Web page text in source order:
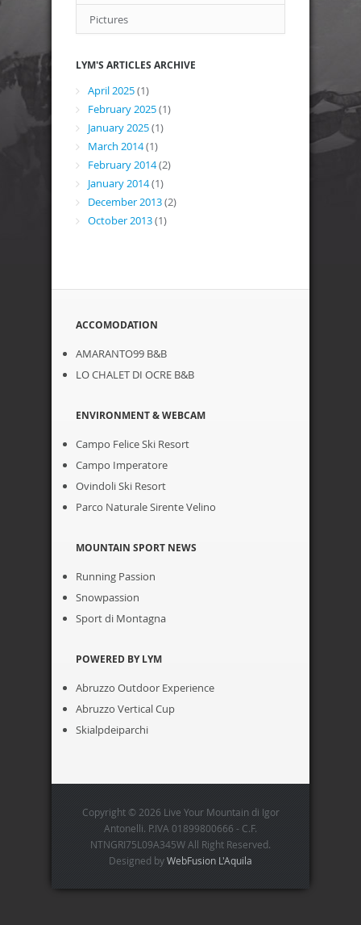
Pictures
LYM'S ARTICLES ARCHIVE
April 2025(1)
February 2025(1)
January 2025(1)
March 2014(1)
February 2014(2)
January 2014(1)
December 2013(2)
October 2013(1)
ACCOMODATION
AMARANTO99 B&B
LO CHALET DI OCRE B&B
ENVIRONMENT & WEBCAM
Campo Felice Ski Resort
Campo Imperatore
Ovindoli Ski Resort
Parco Naturale Sirente Velino
MOUNTAIN SPORT NEWS
Running Passion
Snowpassion
Sport di Montagna
POWERED BY LYM
Abruzzo Outdoor Experience
Abruzzo Vertical Cup
Skialpdeiparchi
Copyright © 2026 Live Your Mountain di Igor
Antonelli. P.IVA 01899800666 - C.F.
NTNGRI75L09A345W All Right Reserved.
Designed byWebFusion L'Aquila